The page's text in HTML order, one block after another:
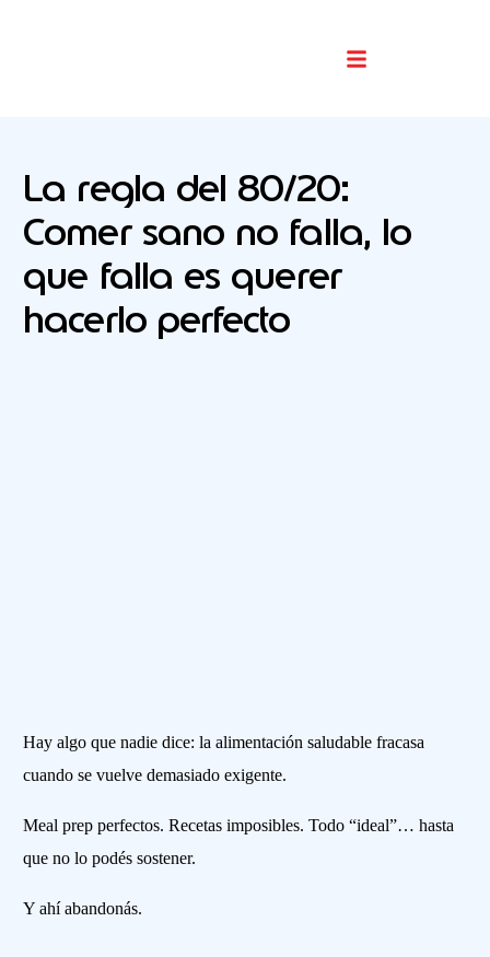
La regla del 80/20:
Comer sano no falla, lo
que falla es querer
hacerlo perfecto
Hay algo que nadie dice: la alimentación saludable fracasa
cuando se vuelve demasiado exigente.
Meal prep perfectos. Recetas imposibles. Todo “ideal”… hasta
que no lo podés sostener.
Y ahí abandonás.